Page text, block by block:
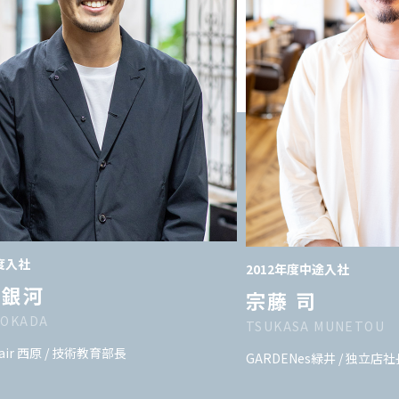
入社
河
西原 / 技術教育部長
2012年度中途入社
宗藤 司
TSUKASA MUNETOU
GARDENes緑井 / 独立店社